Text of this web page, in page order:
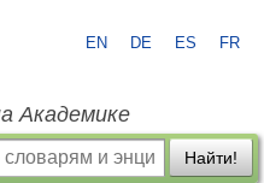
EN DE ES FR
Академике
Найти!